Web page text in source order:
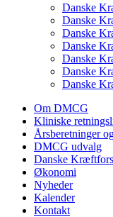
Danske
Danske
Danske
Danske
Danske
Danske
Danske
Om DMCG
Kliniske
Årsberetninger
DMCG udvalg
Danske
Økonomi
Nyheder
Kalender
Kontakt